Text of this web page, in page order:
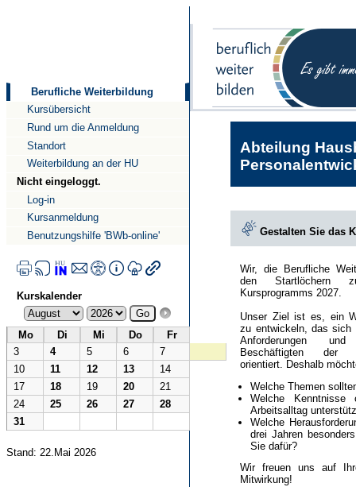
Berufliche Weiterbildung
Kursübersicht
Rund um die Anmeldung
Standort
Weiterbildung an der HU
Nicht eingeloggt.
Log-in
Kursanmeldung
Benutzungshilfe 'BWb-online'
Kurskalender
Mo Di Mi Do
Fr
3
4 5 6
7
10
11 12 13
14
17
18 19 20
21
24
25 26 27
28
31
Stand: 22.Mai 2026
Abteilung
Gestalten Sie das
Wir, die Berufliche
den Startlöchern
Kursprogramms 2027.
Unser Ziel ist es, ein
zu entwickeln, das sich
Anforderungen
Beschäftigten der
orientiert. Deshalb
Welche Themen
Welche
Arbeitsalltag
Welche
drei Jahren
Sie dafür?
Wir freuen uns auf
Mitwirkung!